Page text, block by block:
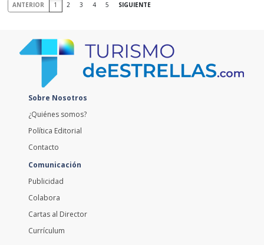
ANTERIOR 1 2 3 4 5 SIGUIENTE
Sobre Nosotros
¿Quiénes somos?
Política Editorial
Contacto
Comunicación
Publicidad
Colabora
Cartas al Director
Currículum